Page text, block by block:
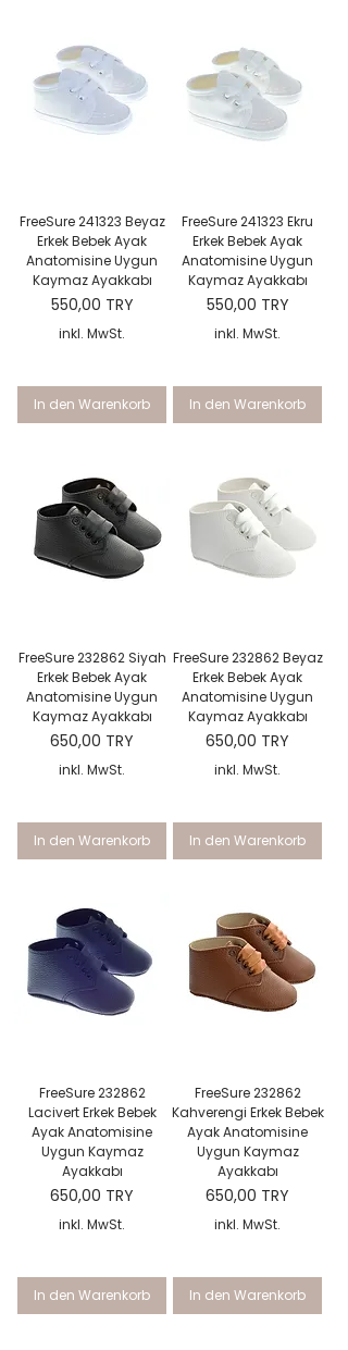
FreeSure 241323 Beyaz
Erkek Bebek Ayak
Anatomisine Uygun
Kaymaz Ayakkabı
Preis
550,00 TRY
inkl. MwSt.
In den Warenkorb
FreeSure 241323 Ekru
Erkek Bebek Ayak
Anatomisine Uygun
Kaymaz Ayakkabı
Preis
550,00 TRY
inkl. MwSt.
In den Warenkorb
FreeSure 232862 Siyah
Erkek Bebek Ayak
Anatomisine Uygun
Kaymaz Ayakkabı
Preis
650,00 TRY
inkl. MwSt.
In den Warenkorb
FreeSure 232862 Beyaz
Erkek Bebek Ayak
Anatomisine Uygun
Kaymaz Ayakkabı
Preis
650,00 TRY
inkl. MwSt.
In den Warenkorb
FreeSure 232862
Lacivert Erkek Bebek
Ayak Anatomisine
Uygun Kaymaz
Ayakkabı
Preis
650,00 TRY
inkl. MwSt.
In den Warenkorb
FreeSure 232862
Kahverengi Erkek Bebek
Ayak Anatomisine
Uygun Kaymaz
Ayakkabı
Preis
650,00 TRY
inkl. MwSt.
In den Warenkorb